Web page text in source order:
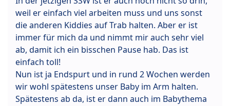
weil er einfach viel arbeiten muss und uns sonst
die anderen Kiddies auf Trab halten. Aber er ist
immer für mich da und nimmt mir auch sehr viel
ab, damit ich ein bisschen Pause hab. Das ist
einfach toll!
Nun ist ja Endspurt und in rund 2 Wochen werden
wir wohl spätestens unser Baby im Arm halten.
Spätestens ab da, ist er dann auch im Babythema